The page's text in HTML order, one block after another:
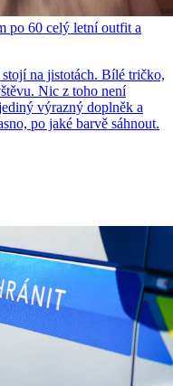
po 60 celý letní outfit a
na jistotách. Bílé tričko,
Nic z toho není
výrazný doplněk a
po jaké barvě sáhnout.